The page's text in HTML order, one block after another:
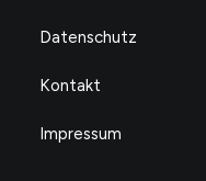
Datenschutz
Kontakt
Impressum